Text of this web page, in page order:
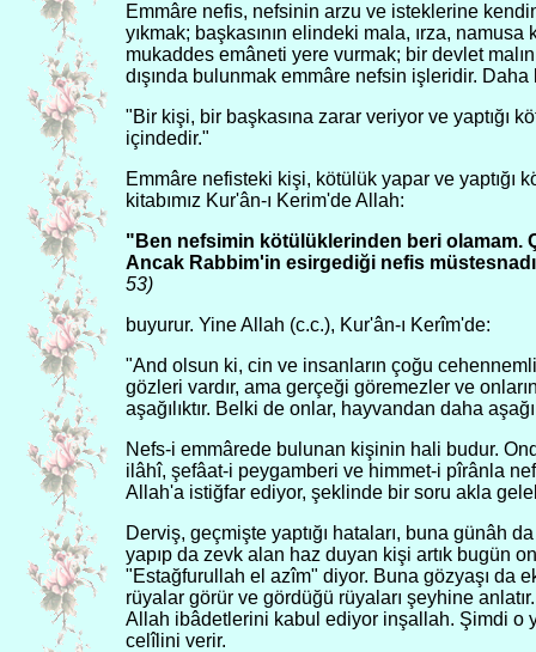
Emmâre nefis, nefsinin arzu ve isteklerine
yıkmak; başkasının elindeki mala, ırza,
mukaddes emâneti yere vurmak; bir devlet
dışında bulunmak emmâre nefsin işleridir. Daha
"Bir kişi, bir başkasına zarar veriyor ve yaptığı
içindedir."
Emmâre nefisteki kişi, kötülük yapar ve
kitabımız Kur'ân-ı Kerim'de Allah:
"Ben nefsimin kötülüklerinden beri olamam.
Ancak Rabbim'in esirgediği nefis
53)
buyurur. Yine Allah (c.c.), Kur'ân-ı Kerîm'de:
"And olsun ki, cin ve insanların çoğu
gözleri vardır, ama gerçeği göremezler ve
aşağılıktır. Belki de onlar, hayvandan daha
Nefs-i emmârede bulunan kişinin hali budur.
ilâhî, şefâat-i peygamberi ve himmet-i pîrânla
Allah'a istiğfar ediyor, şeklinde bir soru akla
Derviş, geçmişte yaptığı hataları, buna günâh
yapıp da zevk alan haz duyan kişi artık bugün
"Estağfurullah el azîm" diyor. Buna gözyaşı da
rüyalar görür ve gördüğü rüyaları şeyhine
Allah ibâdetlerini kabul ediyor inşallah. Şimdi o
celîlini verir.